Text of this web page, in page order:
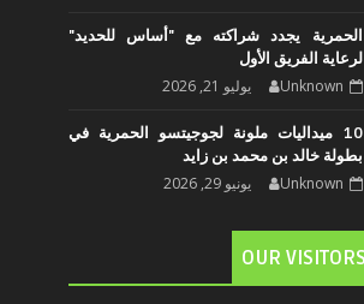
الحمرية يجدد شراكته مع "أساس للحديد"
لرعاية الفريق الأول
Unknown يوليو 21, 2026
10 ميداليات ملونة لجوجيتسو الحمرية في
بطولة خالد بن محمد بن زايد
Unknown يونيو 29, 2026